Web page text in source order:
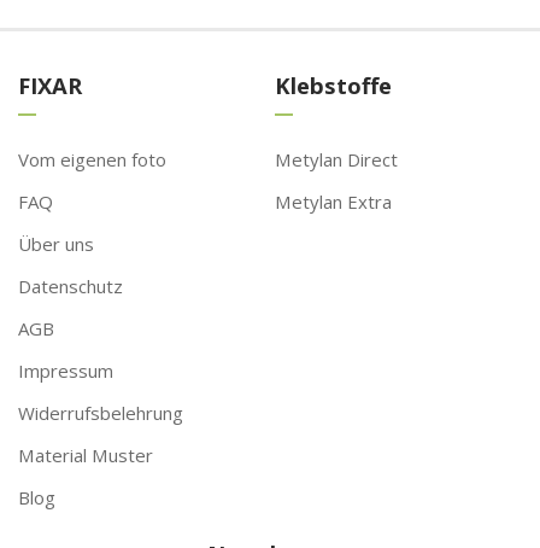
FIXAR
Vom eigenen foto
FAQ
Über uns
Datenschutz
AGB
Impressum
Widerrufsbelehrung
Material Muster
Blog
Klebstoffe
Metylan Direct
Metylan Extra